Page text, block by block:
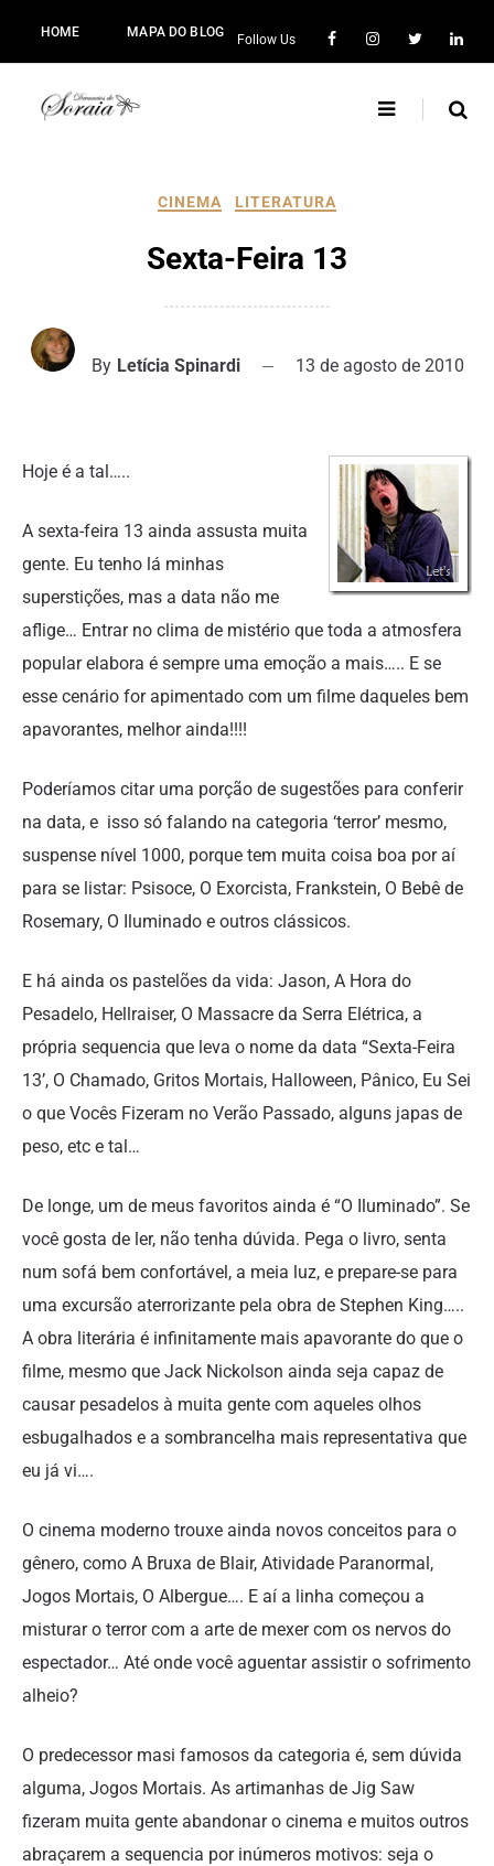
HOME MAPA DO BLOG
Follow Us
CINEMA LITERATURA
Sexta-Feira 13
By Letícia Spinardi 13 de agosto de 2010
Hoje é a tal…..
A sexta-feira 13 ainda assusta muita
gente. Eu tenho lá minhas
superstições, mas a data não me
aflige… Entrar no clima de mistério que toda a atmosfera
popular elabora é sempre uma emoção a mais….. E se
esse cenário for apimentado com um filme daqueles bem
apavorantes, melhor ainda!!!!
Poderíamos citar uma porção de sugestões para conferir
na data, e isso só falando na categoria ‘terror’ mesmo,
suspense nível 1000, porque tem muita coisa boa por aí
para se listar: Psisoce, O Exorcista, Frankstein, O Bebê de
Rosemary, O Iluminado e outros clássicos.
E há ainda os pastelões da vida: Jason, A Hora do
Pesadelo, Hellraiser, O Massacre da Serra Elétrica, a
própria sequencia que leva o nome da data “Sexta-Feira
13’, O Chamado, Gritos Mortais, Halloween, Pânico, Eu Sei
o que Vocês Fizeram no Verão Passado, alguns japas de
peso, etc e tal…
De longe, um de meus favoritos ainda é “O Iluminado”. Se
você gosta de ler, não tenha dúvida. Pega o livro, senta
num sofá bem confortável, a meia luz, e prepare-se para
uma excursão aterrorizante pela obra de Stephen King…..
A obra literária é infinitamente mais apavorante do que o
filme, mesmo que Jack Nickolson ainda seja capaz de
causar pesadelos à muita gente com aqueles olhos
esbugalhados e a sombrancelha mais representativa que
eu já vi….
O cinema moderno trouxe ainda novos conceitos para o
gênero, como A Bruxa de Blair, Atividade Paranormal,
Jogos Mortais, O Albergue…. E aí a linha começou a
misturar o terror com a arte de mexer com os nervos do
espectador… Até onde você aguentar assistir o sofrimento
alheio?
O predecessor masi famosos da categoria é, sem dúvida
alguma, Jogos Mortais. As artimanhas de Jig Saw
fizeram muita gente abandonar o cinema e muitos outros
abraçarem a sequencia por inúmeros motivos: seja o